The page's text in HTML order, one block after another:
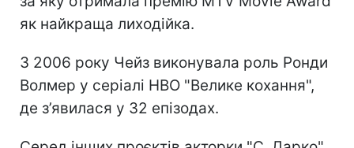
як найкраща лиходійка.
З 2006 року Чейз виконувала роль Ронди
Волмер у серіалі HBO "Велике кохання",
де з’явилася у 32 епізодах.